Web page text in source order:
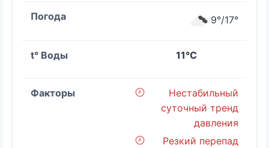
9°/17°
11°C
Нестабильный
суточный тренд
давления
Резкий перепад